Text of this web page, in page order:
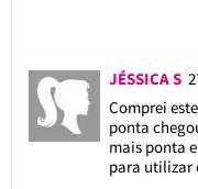
JÉSSICA S
Comprei
ponta
mais ponta
para utilizar